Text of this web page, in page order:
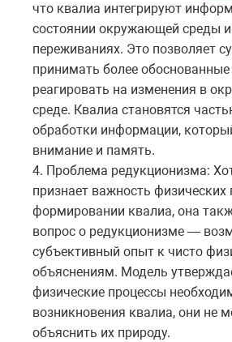
что квалиа интегрируют
состоянии окружающей среды и
переживаниях. Это позволяет
принимать более
реагировать на изменения в
среде. Квалиа становятся
обработки информации,
внимание и память.
4. Проблема редукционизма:
признает важность физических
формировании квалиа, она
вопрос о редукционизме —
субъективный опыт к чисто
объяснениям. Модель
физические процессы
возникновения квалиа, они не
объяснить их природу.